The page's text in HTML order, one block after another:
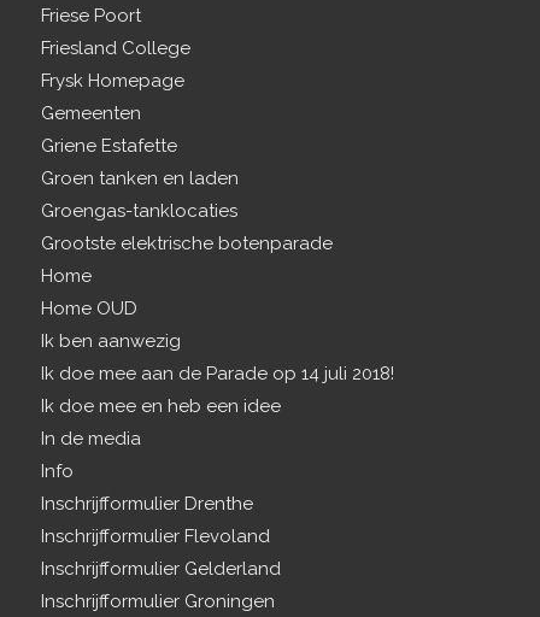
Friese Poort
Friesland College
Frysk Homepage
Gemeenten
Griene Estafette
Groen tanken en laden
Groengas-tanklocaties
Grootste elektrische botenparade
Home
Home OUD
Ik ben aanwezig
Ik doe mee aan de Parade op 14 juli 2018!
Ik doe mee en heb een idee
In de media
Info
Inschrijfformulier Drenthe
Inschrijfformulier Flevoland
Inschrijfformulier Gelderland
Inschrijfformulier Groningen